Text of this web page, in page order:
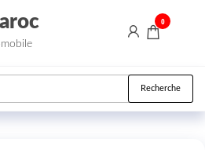
0
Recherche